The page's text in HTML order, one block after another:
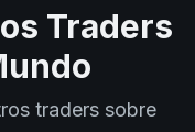
Traders
traders sobre